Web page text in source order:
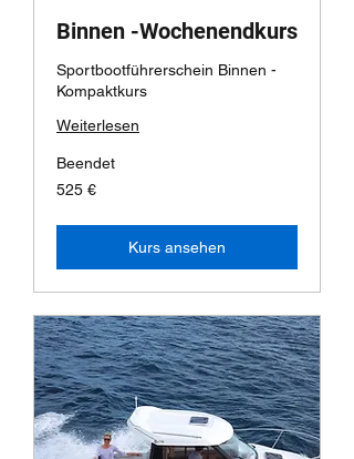
Binnen -Wochenendkurs
Sportbootführerschein Binnen -
Kompaktkurs
Weiterlesen
Beendet
525
Euro
525 €
Kurs ansehen